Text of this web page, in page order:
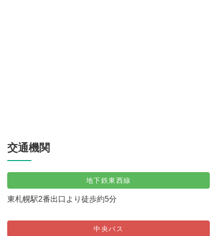
交通機関
地下鉄東西線
東札幌駅2番出口より徒歩約5分
中央バス